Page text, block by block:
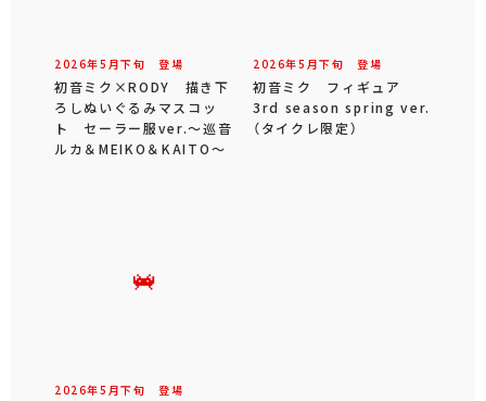
2026年5 月下旬 登場
初音ミク×RODY 描き下
ろしぬいぐるみマスコッ
ト セーラー服ver.～巡音
ルカ＆MEIKO＆KAITO～
2026年5 月下旬 登場
初音ミク フィギュア
3rd season spring ver.
（タイクレ限定）
2026年5 月下旬 登場